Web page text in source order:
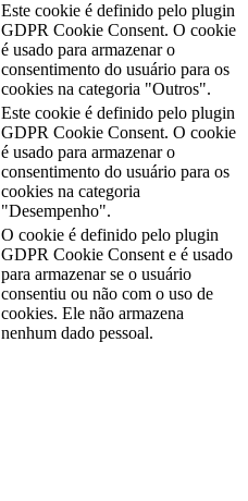
Este cookie é definido pelo plugin
GDPR Cookie Consent. O cookie
é usado para armazenar o
consentimento do usuário para os
cookies na categoria "Outros".
Este cookie é definido pelo plugin
GDPR Cookie Consent. O cookie
é usado para armazenar o
consentimento do usuário para os
cookies na categoria
"Desempenho".
O cookie é definido pelo plugin
GDPR Cookie Consent e é usado
para armazenar se o usuário
consentiu ou não com o uso de
cookies. Ele não armazena
nenhum dado pessoal.